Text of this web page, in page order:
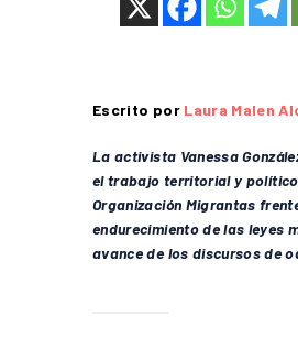
Escrito por Laura Malen
La activista Vanessa
el trabajo territorial y
Organización Migrantas
endurecimiento de las leyes
avance de los discursos de